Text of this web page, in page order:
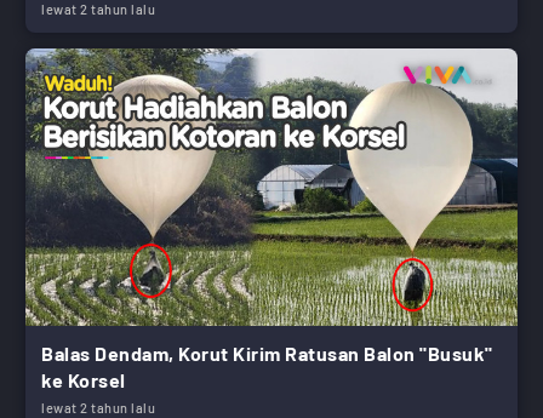
lewat 2 tahun lalu
Balas Dendam, Korut Kirim Ratusan Balon "Busuk"
ke Korsel
lewat 2 tahun lalu